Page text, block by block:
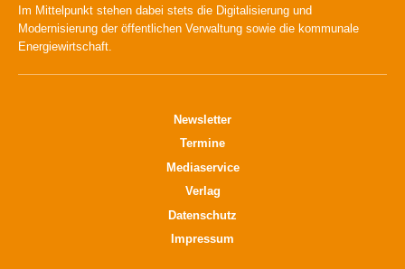
Im Mittelpunkt stehen dabei stets die Digitalisierung und
Modernisierung der öffentlichen Verwaltung sowie die kommunale
Energiewirtschaft.
Newsletter
Termine
Mediaservice
Verlag
Datenschutz
Impressum